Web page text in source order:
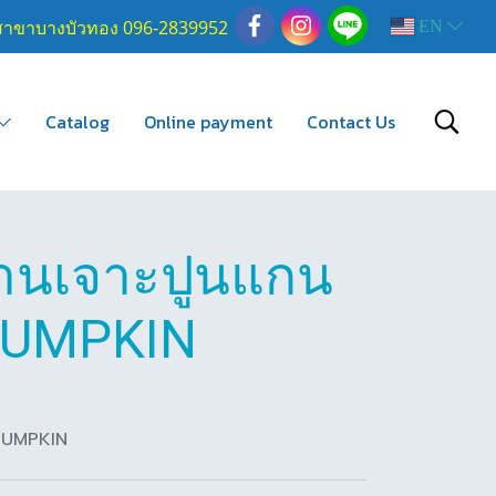
ขาบางบัวทอง 096-2839952 EN
Catalog Online payment Contact Us
นเจาะปูนแกน